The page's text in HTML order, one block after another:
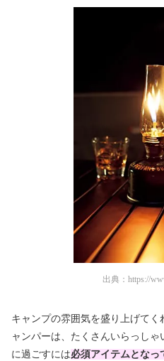
出典： https://
キャンプの雰囲気を盛り上げて
ャンパーは、たくさんいらっし
に過ごすには必須アイテムとなっ